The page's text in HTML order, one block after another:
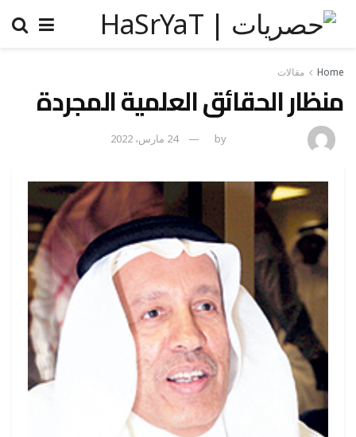
Home مقالات
منظار الحقائق العلمية المجردة
by 24 مارس، 2022